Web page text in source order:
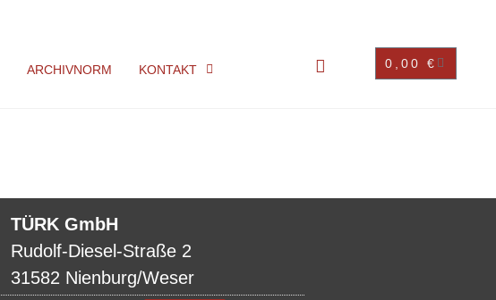
ARCHIVNORM KONTAKT 0,00 €
TÜRK GmbH
Rudolf-Diesel-Straße 2
31582 Nienburg/Weser